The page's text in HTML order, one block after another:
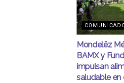
Mondelēz
BAMX y
impulsan
saludable en